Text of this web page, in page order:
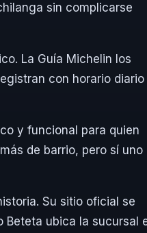
sin complicarse
La Guía Michelin los
con horario diario
y funcional para quien
de barrio, pero sí uno
Su sitio oficial se
Beteta ubica la sucursal